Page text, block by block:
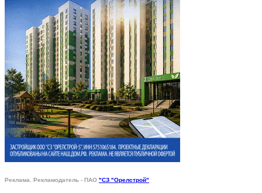
Реклама. Рекламодатель - ПАО "СЗ "Орелстрой"